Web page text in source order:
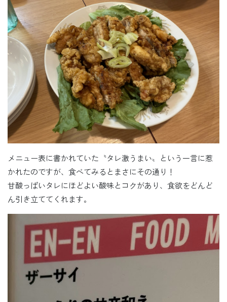
メニュー表に書かれていた〝タレ激うまい〟という一言に惹
かれたのですが、食べてみるとまさにその通り！
甘酸っぱいタレにほどよい酸味とコクがあり、食欲をどんど
ん引き立ててくれます。